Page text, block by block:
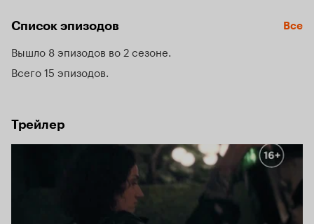
Список эпизодов Все
Вышло 8 эпизодов во 2 сезоне
Всего 15 эпизодов
Трейлер